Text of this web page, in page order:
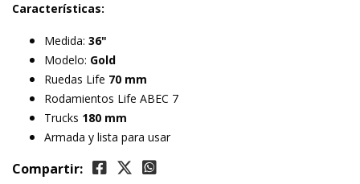
Características:
Medida: 36"
Modelo: Gold
Ruedas Life 70 mm
Rodamientos Life ABEC 7
Trucks 180 mm
Armada y lista para usar
Compartir: